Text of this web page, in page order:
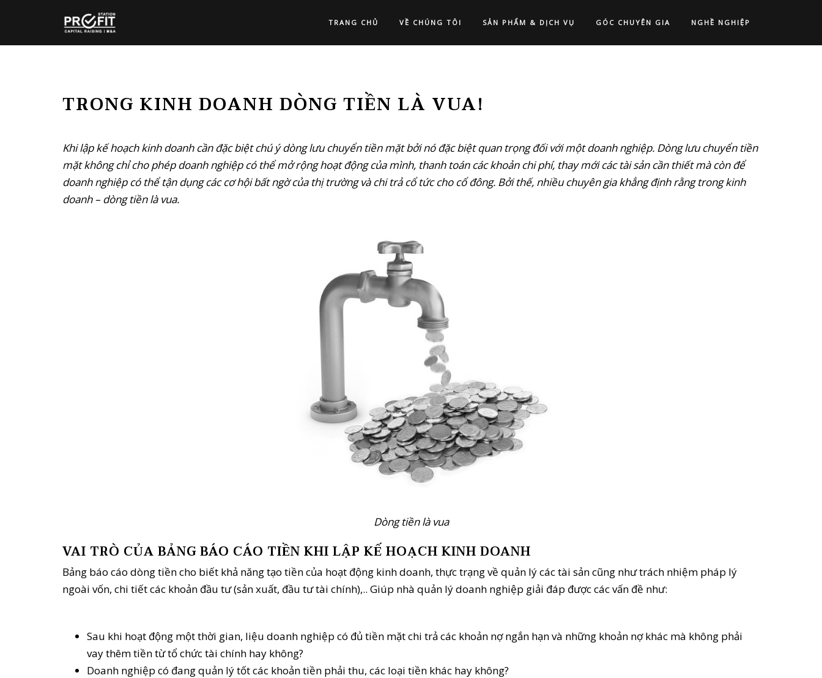
TRANG CHỦ VỀ CHÚNG TÔI SẢN PHẨM & DỊCH VỤ GÓC CHUYÊN GIA NGHỀ NGHIỆP
TRONG KINH DOANH DÒNG TIỀN LÀ VUA!
Khi lập kế hoạch kinh doanh cần đặc biệt chú ý dòng lưu chuyển tiền mặt bởi nó đặc biệt quan trọng đối với một doanh nghiệp. Dòng lưu chuyển tiền
mặt không chỉ cho phép doanh nghiệp có thể mở rộng hoạt động của mình, thanh toán các khoản chi phí, thay mới các tài sản cần thiết mà còn để
doanh nghiệp có thể tận dụng các cơ hội bất ngờ của thị trường và chi trả cổ tức cho cổ đông. Bởi thế, nhiều chuyên gia khẳng định rằng trong kinh
doanh – dòng tiền là vua.
Dòng tiền là vua
VAI TRÒ CỦA BẢNG BÁO CÁO TIỀN KHI LẬP KẾ HOẠCH KINH DOANH
Bảng báo cáo dòng tiền cho biết khả năng tạo tiền của hoạt động kinh doanh, thực trạng về quản lý các tài sản cũng như trách nhiệm pháp lý
ngoài vốn, chi tiết các khoản đầu tư (sản xuất, đầu tư tài chính),.. Giúp nhà quản lý doanh nghiệp giải đáp được các vấn đề như:
Sau khi hoạt động một thời gian, liệu doanh nghiệp có đủ tiền mặt chi trả các khoản nợ ngắn hạn và những khoản nợ khác mà không phải
vay thêm tiền từ tổ chức tài chính hay không?
Doanh nghiệp có đang quản lý tốt các khoản tiền phải thu, các loại tiền khác hay không?